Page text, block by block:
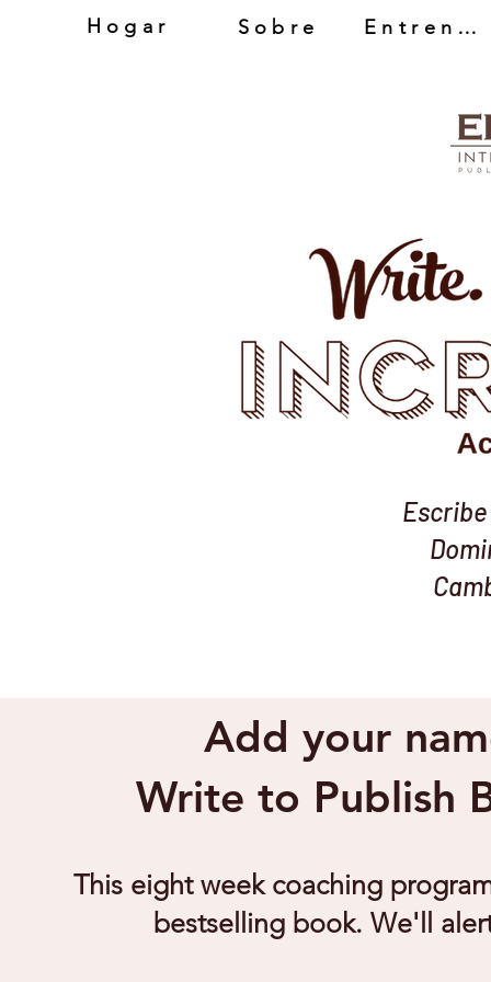
Hogar Sobre Entrenador
Add your
Write to Publish
This eight week coaching
bestselling book. We'll